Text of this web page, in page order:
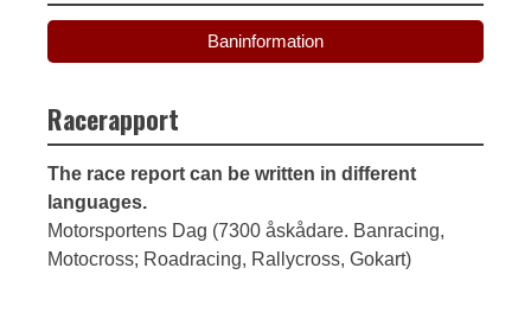
Baninformation
Racerapport
The race report can be written in different
languages.
Motorsportens Dag (7300 åskådare. Banracing,
Motocross; Roadracing, Rallycross, Gokart)